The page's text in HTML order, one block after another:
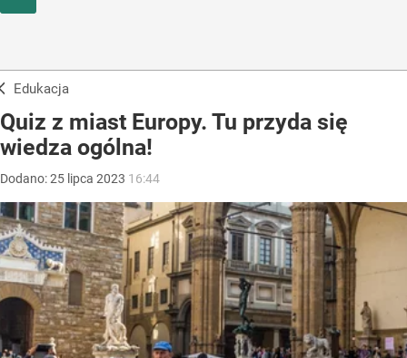
Edukacja
Quiz z miast Europy. Tu przyda się
wiedza ogólna!
Dodano:25 lipca 2023 16:44